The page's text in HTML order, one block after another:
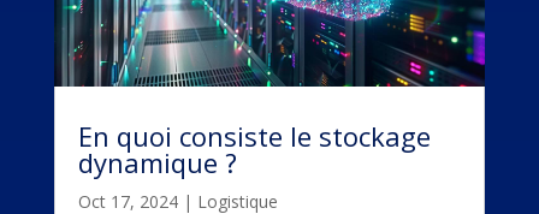
En quoi consiste le stockage
dynamique ?
Oct 17, 2024| Logistique